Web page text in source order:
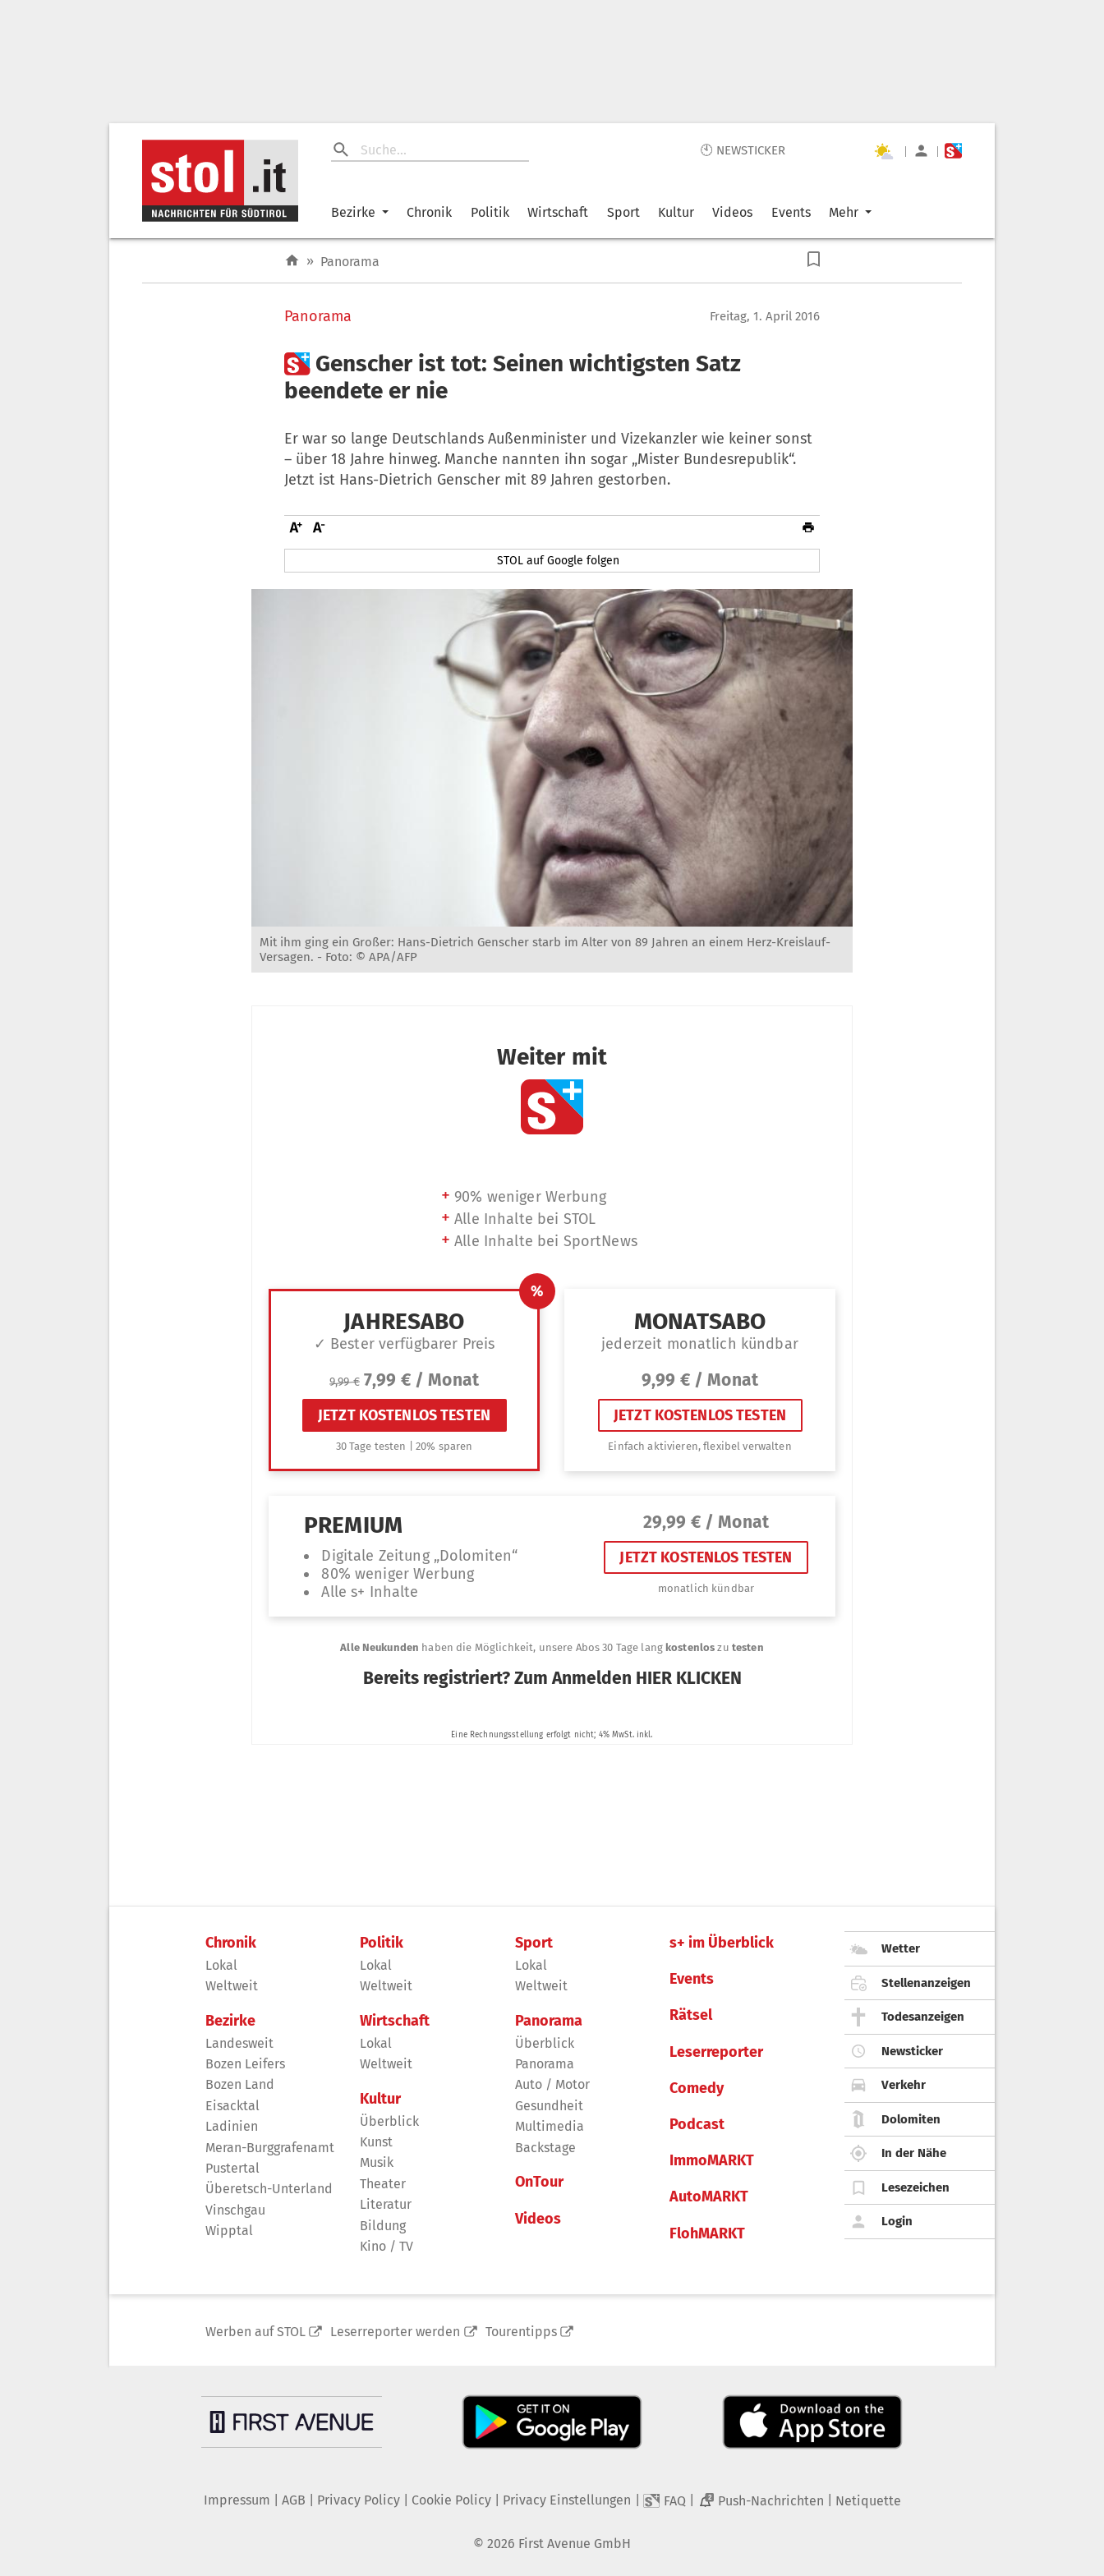
🕙 NEWSTICKER | |
Bezirke Chronik Politik Wirtschaft Sport Kultur Videos Events Mehr
» Panorama
Panorama Freitag, 1. April 2016
 Genscher ist tot: Seinen wichtigsten Satz
beendete er nie
Er war so lange Deutschlands Außenminister und Vizekanzler wie keiner sonst
– über 18 Jahre hinweg. Manche nannten ihn sogar „Mister Bundesrepublik“.
Jetzt ist Hans-Dietrich Genscher mit 89 Jahren gestorben.
STOL auf Google folgen
Mit ihm ging ein Großer: Hans-Dietrich Genscher starb im Alter von 89 Jahren an einem Herz-Kreislauf-
Versagen. - Foto: © APA/AFP
Chronik
Lokal
Weltweit
Bezirke
Landesweit
Bozen Leifers
Bozen Land
Eisacktal
Ladinien
Meran-Burggrafenamt
Pustertal
Überetsch-Unterland
Vinschgau
Wipptal
Politik
Lokal
Weltweit
Wirtschaft
Lokal
Weltweit
Kultur
Überblick
Kunst
Musik
Theater
Literatur
Bildung
Kino / TV
Sport
Lokal
Weltweit
Panorama
Überblick
Panorama
Auto / Motor
Gesundheit
Multimedia
Backstage
OnTour
Videos
s+ im Überblick
Events
Rätsel
Leserreporter
Comedy
Podcast
ImmoMARKT
AutoMARKT
FlohMARKT
Wetter
Stellenanzeigen
Todesanzeigen
Newsticker
Verkehr
Dolomiten
In der Nähe
Lesezeichen
Login
Werben auf STOL Leserreporter werden Tourentipps
Impressum AGB Privacy Policy| Cookie Policy| Privacy Einstellungen FAQ 2 Push-Nachrichten Netiquette
© 2026 First Avenue GmbH